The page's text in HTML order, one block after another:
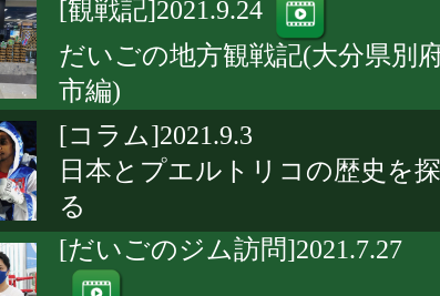
[観戦記]2021.9.24
だいごの地方観戦記(大分県別
市編)
[コラム]2021.9.3
日本とプエルトリコの歴史を探
る
[だいごのジム訪問]2021.7.27